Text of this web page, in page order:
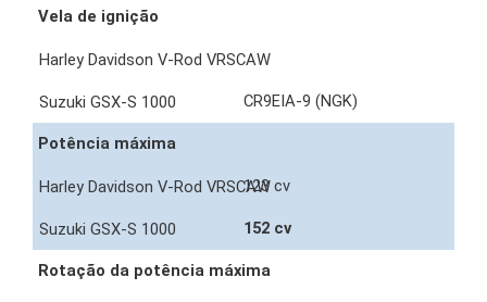
Vela de ignição
CR9EIA-9 (NGK)
Potência máxima
123 cv
152 cv
Rotação da potência máxima